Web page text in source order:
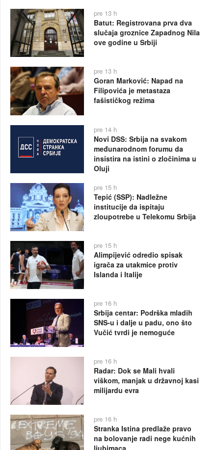
pre 13 h
Batut: Registrovana prva dva
slučaja groznice Zapadnog Nila
ove godine u Srbiji
pre 13 h
Goran Marković: Napad na
Filipovića je metastaza
fašističkog režima
pre 14 h
Novi DSS: Srbija na svakom
međunarodnom forumu da
insistira na istini o zločinima u
Oluji
pre 15 h
Tepić (SSP): Nadležne
institucije da ispitaju
zloupotrebe u Telekomu Srbija
pre 15 h
Alimpijević odredio spisak
igrača za utakmice protiv
Islanda i Italije
pre 16 h
Srbija centar: Podrška mladih
SNS-u i dalje u padu, ono što
Vučić tvrdi je nemoguće
pre 16 h
Radar: Dok se Mali hvali
viškom, manjak u državnoj kasi
milijardu evra
pre 16 h
Stranka Istina predlaže pravo
na bolovanje radi nege kućnih
ljubimaca